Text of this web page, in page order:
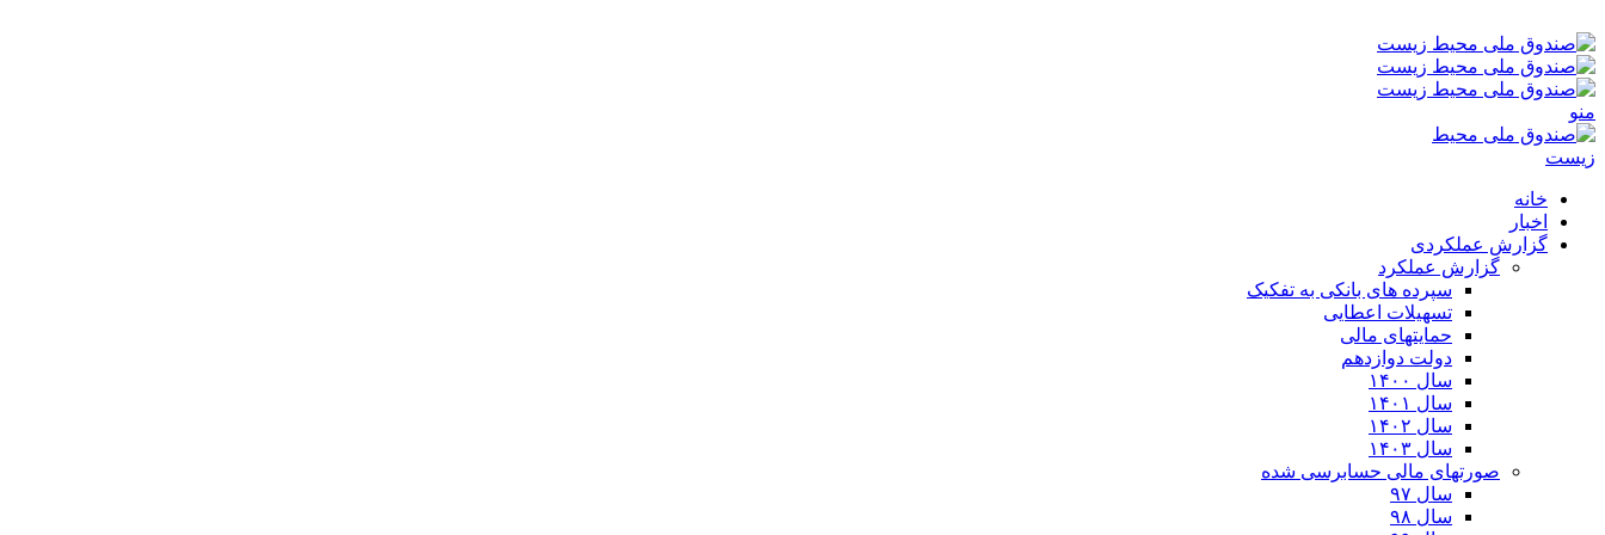
منو
خانه
اخبار
گزارش عملکردی
گزارش عملکرد
سپرده های بانکی به تفکیک
تسهیلات اعطایی
حمایتهای مالی
دولت دوازدهم
سال ۱۴۰۰
سال ۱۴۰۱
سال ۱۴۰۲
سال ۱۴۰۳
صورتهای مالی حسابرسی شده
سال ۹۷
سال ۹۸